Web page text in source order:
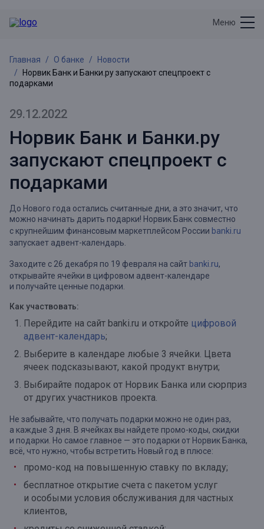
Меню
Главная О банке
Новости
Норвик Банк и Банки.ру запускают спецпроект с
подарками
29.12.2022
Норвик Банк и Банки.ру
запускают спецпроект с
подарками
До Нового года остались считанные дни, а это значит, что
можно начинать дарить подарки! Норвик Банк совместно
с крупнейшим финансовым маркетплейсом России banki.ru
запускает адвент-календарь.
Заходите с 26 декабря по 19 февраля на сайт banki.ru,
открывайте ячейки в цифровом адвент-календаре
и получайте ценные подарки.
Как участвовать:
Перейдите на сайт banki.ru и откройте цифровой
адвент-календарь;
Выберите в календаре любые 3 ячейки. Цвета
ячеек подсказывают, какой продукт внутри;
Выбирайте подарок от Норвик Банка или сюрприз
от других участников проекта.
Не забывайте, что получать подарки можно не один раз,
а каждые 3 дня. В ячейках вы найдете промо-коды, скидки
и подарки. Но самое главное — это подарки от Норвик Банка,
всё, что нужно, чтобы встретить Новый год в плюсе:
промо-код на повышенную ставку по вкладу;
бесплатное открытие счета c пакетом услуг
и особыми условия обслуживания для частных
клиентов,